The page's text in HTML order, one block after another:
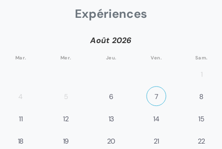
Expériences
Août 2026
Mar. Mer. Jeu. Ven. Sam.
1
4 5 6 7 8
11 12 13 14 15
18 19 20 21 22